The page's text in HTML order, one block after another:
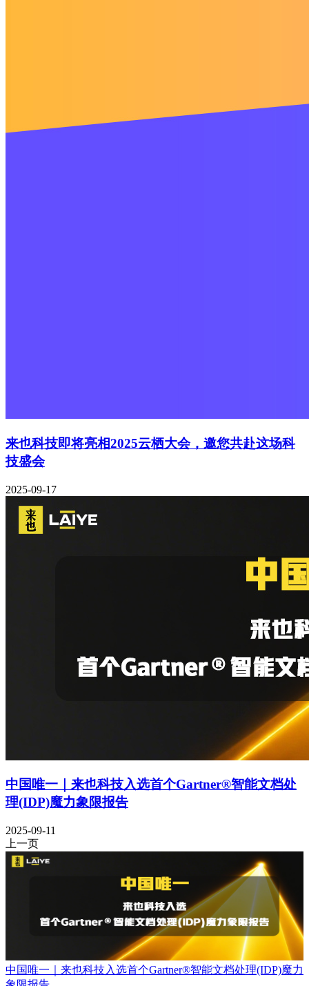
来也科技即将亮相2025云栖大会，邀您共赴这场科
技盛会
2025-09-17
中国唯一｜来也科技入选首个Gartner®智能文档处
理(IDP)魔力象限报告
2025-09-11
上一页
中国唯一｜来也科技入选首个Gartner®智能文档处理(IDP)魔力